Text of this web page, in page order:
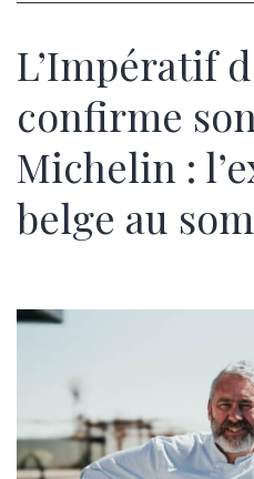
L’Impératif
confirme
Michelin :
belge au